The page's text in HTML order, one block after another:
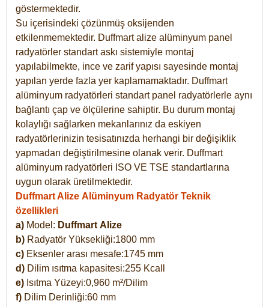
göstermektedir.
Su içerisindeki çözünmüş oksijenden
etkilenmemektedir. Duffmart alize alüminyum panel
radyatörler standart askı sistemiyle montaj
yapılabilmekte, ince ve zarif yapısı sayesinde montaj
yapılan yerde fazla yer kaplamamaktadır. Duffmart
alüminyum radyatörleri standart panel radyatörlerle aynı
bağlantı çap ve ölçülerine sahiptir. Bu durum montaj
kolaylığı sağlarken mekanlarınız da eskiyen
radyatörlerinizin tesisatınızda herhangi bir değişiklik
yapmadan değiştirilmesine olanak verir. Duffmart
alüminyum radyatörleri ISO VE TSE standartlarına
uygun olarak üretilmektedir.
Duffmart Alize Alüminyum Radyatör Teknik
özellikleri
a) Model: Duffmart Alize
b) Radyatör Yüksekliği:1800 mm
c) Eksenler arası mesafe:1745 mm
d) Dilim ısıtma kapasitesi:255 Kcall
e) Isıtma Yüzeyi:0,960 m²/Dilim
f) Dilim Derinliği:60 mm